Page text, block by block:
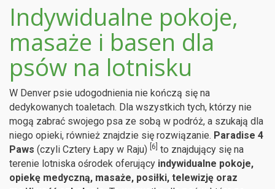
Indywidualne pokoje,
masaże i basen dla
psów na lotnisku
W Denver psie udogodnienia nie kończą się na
dedykowanych toaletach. Dla wszystkich tych, którzy nie
mogą zabrać swojego psa ze sobą w podróż, a szukają dla
niego opieki, również znajdzie się rozwiązanie. Paradise 4
Paws (czyli Cztery Łapy w Raju) [6] to znajdujący się na
terenie lotniska ośrodek oferujący indywidualne pokoje,
opiekę medyczną, masaże, posiłki, telewizję oraz